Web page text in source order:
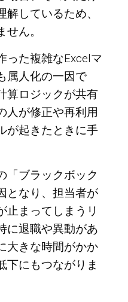
しているため、
ん。
った複雑なExcelマ
属人化の一因で
算ロジックが共有
人が修正や再利用
が起きたときに手
「ブラックボック
となり、担当者が
止まってしまうリ
に退職や異動があ
大きな時間がかか
下にもつながりま